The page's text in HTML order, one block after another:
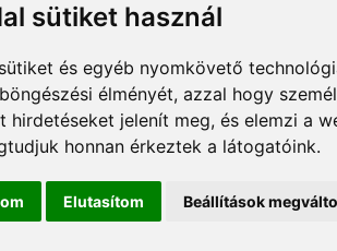
sütiket használ
és egyéb nyomkövető
élményét, azzal hogy
hirdetéseket jelenít meg, és elemzi a
honnan érkeztek a látogatóink.
Elutasítom Beállítások